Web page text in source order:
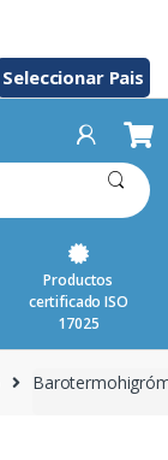
Seleccionar Pais
Productos
certificado ISO
17025